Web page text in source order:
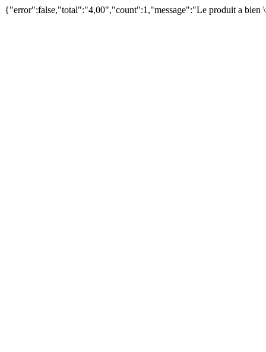
{"error":false,"total":"4,00","count":1,"message":"Le produit a bien